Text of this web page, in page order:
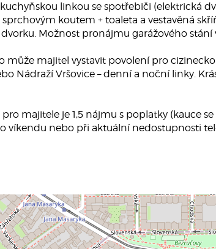
linkou se spotřebiči (elektrická
koutem + toaleta a vestavěná
Možnost pronájmu garážového stání
může majitel vystavit povolení pro
Nádraží Vršovice – denní a noční linky.
pro majitele je 1,5 nájmu s poplatky (kauce
víkendu nebo při aktuální nedostupnosti